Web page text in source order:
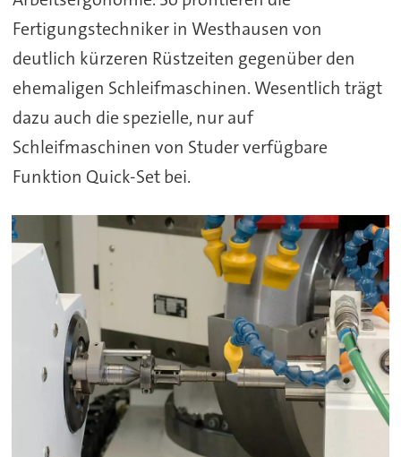
Fertigungstechniker in Westhausen von
deutlich kürzeren Rüstzeiten gegenüber den
ehemaligen Schleifmaschinen. Wesentlich trägt
dazu auch die spezielle, nur auf
Schleifmaschinen von Studer verfügbare
Funktion Quick-Set bei.